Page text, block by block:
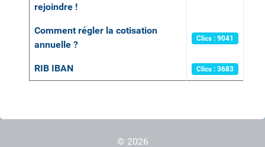
rejoindre !
Comment régler la cotisation
annuelle ?
Clics : 9041
RIB IBAN Clics : 3683
© 2026